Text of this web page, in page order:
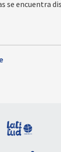
se encuentra